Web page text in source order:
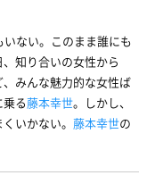
ない。このまま誰にも
知り合いの女性から
みんな魅力的な女性ば
る藤本幸世。しかし、
いかない。 藤本幸世の